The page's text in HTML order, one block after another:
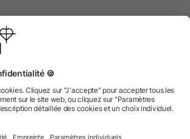
International